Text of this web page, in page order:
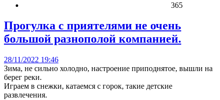
365
Прогулка с приятелями не очень
большой разнополой компанией.
28/11/2022 19:46
Зима, не сильно холодно, настроение приподнятое, вышли на
берег реки.
Играем в снежки, катаемся с горок, такие детские
развлечения.